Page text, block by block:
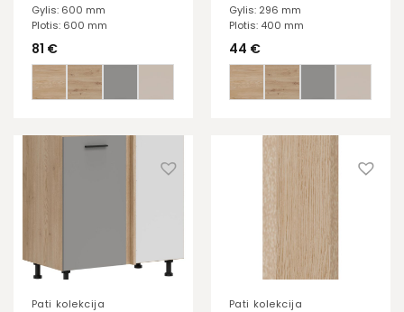
Gylis: 600 mm
Plotis: 600 mm
81 €
Gylis: 296 mm
Plotis: 400 mm
44 €
Pati kolekcija Pati kolekcija